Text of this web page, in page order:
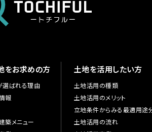
をお求めの方
選ばれる理由
報
築メニュー
土地を活用したい方
土地活用の種類
土地活用のメリット
立地条件からみる最適用途
土地活用の流れ